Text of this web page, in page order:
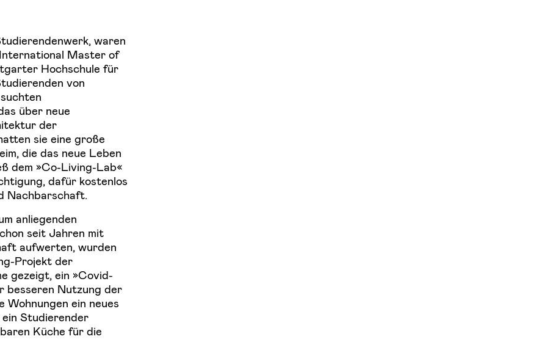
waren
Master of
Hochschule für
von
über neue
der
sie eine große
die das neue Leben
dem »Co-Living-Lab«
dafür kostenlos
Nachbarschaft.
anliegenden
seit Jahren mit
aufwerten, wurden
Projekt der
gezeigt, ein »Covid-
besseren Nutzung der
Wohnungen ein neues
Studierender
Küche für die